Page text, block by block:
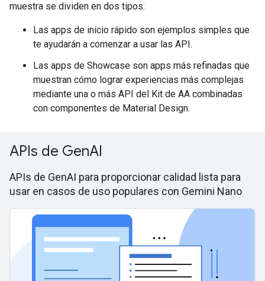
muestra se dividen en dos tipos:
Las apps de inicio rápido son ejemplos simples que
te ayudarán a comenzar a usar las API.
Las apps de Showcase son apps más refinadas que
muestran cómo lograr experiencias más complejas
mediante una o más API del Kit de AA combinadas
con componentes de Material Design.
APIs de GenAI
APIs de GenAI para proporcionar calidad lista para
usar en casos de uso populares con Gemini Nano